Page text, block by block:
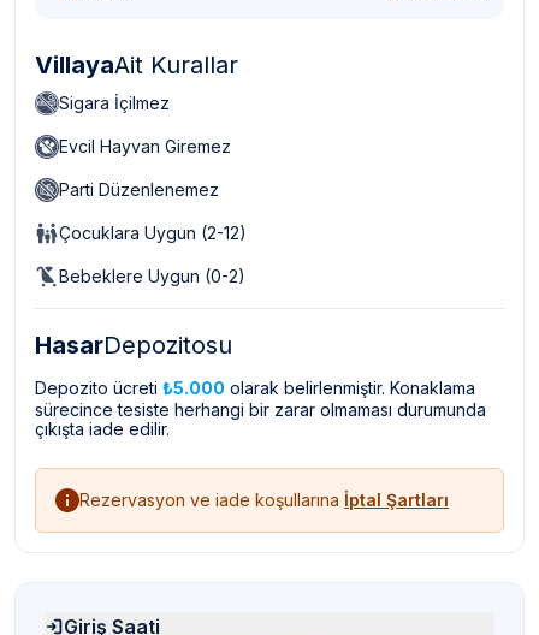
VillayaAit Kurallar
Sigara İçilmez
Evcil Hayvan Giremez
Parti Düzenlenemez
Çocuklara Uygun (2-12)
Bebeklere Uygun (0-2)
HasarDepozitosu
Depozito ücreti ₺5.000 olarak belirlenmiştir. Konaklama
sürecince tesiste herhangi bir zarar olmaması durumunda
çıkışta iade edilir.
Rezervasyon ve iade koşullarına İptal Şartları
Giriş Saati